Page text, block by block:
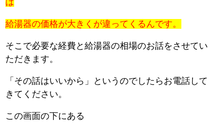
給湯器の価格が大きくが違ってくるんです。
そこで必要な経費と給湯器の相場のお話をさせてい
ただきます。
「その話はいいから」というのでしたらお電話して
きてください。
この画面の下にある